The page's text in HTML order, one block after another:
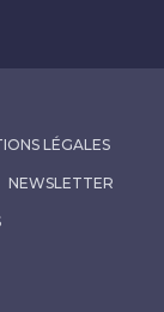
LÉGALES
NEWSLETTER